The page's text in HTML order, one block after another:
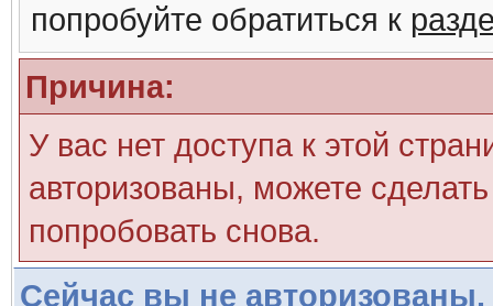
попробуйте обратиться к
Причина:
У вас нет доступа к этой
авторизованы, можете
попробовать снова.
Сейчас вы не авторизованы.